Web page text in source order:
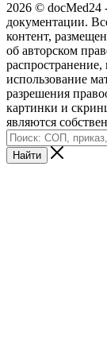
2026 © docMed24
документации.
контент,
об авторском
использование
разрешения
картинки и
являются
Найти